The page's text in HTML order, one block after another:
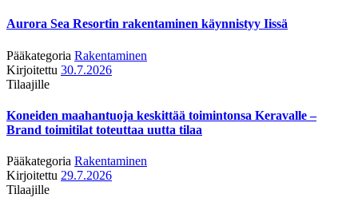
Aurora Sea Resortin rakentaminen käynnistyy Iissä
Pääkategoria Rakentaminen
Kirjoitettu 30.7.2026
Tilaajille
Koneiden maahantuoja keskittää toimintonsa Keravalle –
Brand toimitilat toteuttaa uutta tilaa
Pääkategoria Rakentaminen
Kirjoitettu 29.7.2026
Tilaajille